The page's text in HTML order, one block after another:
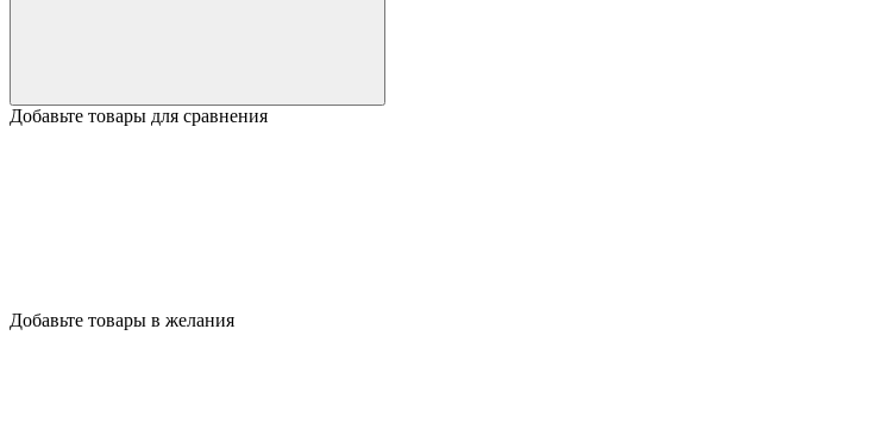
Добавьте товары для сравнения
Добавьте товары в желания